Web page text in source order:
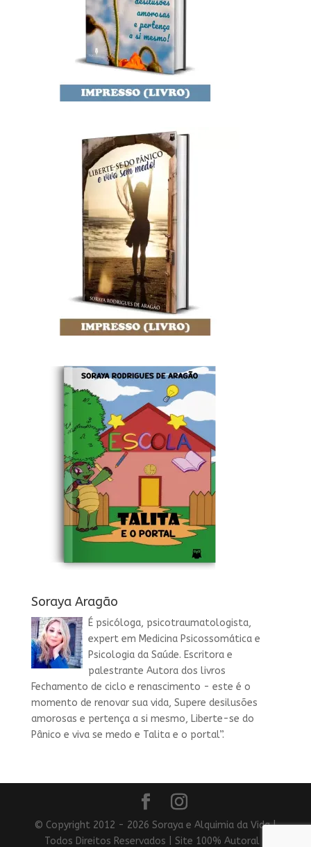
Soraya Aragão
É psicóloga, psicotraumatologista,
expert em Medicina Psicossomática e
Psicologia da Saúde. Escritora e
palestrante Autora dos livros
Fechamento de ciclo e renascimento - este é o
momento de renovar sua vida, Supere desilusões
amorosas e pertença a si mesmo, Liberte-se do
Pânico e viva se medo e Talita e o portal”.
© Copyright 2012 - 2026 Soraya e Alquimia da Vida |
Todos Direitos Reservados | Site 100% Autoral |